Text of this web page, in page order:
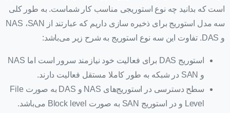
است که بدانید چه نوع استوریجی مناسب کار شماست. به طور کلی
سه مدل استوریج برای ذخیره سازی داریم که عبارتند از NAS ،SAN
و DAS. تفاوت این سه نوع استوریج به شرح زیر می‌باشد:
استوریج DAS برای فعالیت خود نیازمند سرور است اما NAS
و SAN در شبکه به طور کاملا مستقل فعالیت دارند.
سطح دسترسی در استوریج‌های NAS و DAS به صورت File
Level و در استوریج SAN به صورت Block level می‌باشد.